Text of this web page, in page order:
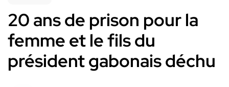
20 ans de prison pour la
femme et le fils du
président gabonais déchu